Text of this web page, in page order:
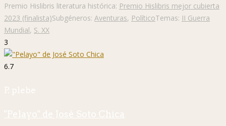
Premio Hislibris literatura histórica: Premio Hislibris mejor cubierta
2023 (finalista)Subgéneros: Aventuras, PolíticoTemas: II Guerra
Mundial, S. XX
3
6.7
P. plebe
"Pelayo" de José Soto Chica